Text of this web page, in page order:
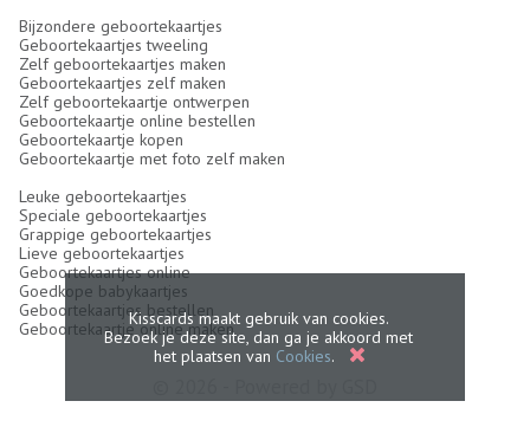
Bijzondere geboortekaartjes
Geboortekaartjes tweeling
Zelf geboortekaartjes maken
Geboortekaartjes zelf maken
Zelf geboortekaartje ontwerpen
Geboortekaartje online bestellen
Geboortekaartje kopen
Geboortekaartje met foto zelf maken
Leuke geboortekaartjes
Speciale geboortekaartjes
Grappige geboortekaartjes
Lieve geboortekaartjes
Geboortekaartjes online
Goedkope babykaartjes
Geboortekaartjes bestellen
Geboortekaartje online makenKisscards maakt gebruik van cookies.
Bezoek je deze site, dan ga je akkoord met
het plaatsen van Cookies.